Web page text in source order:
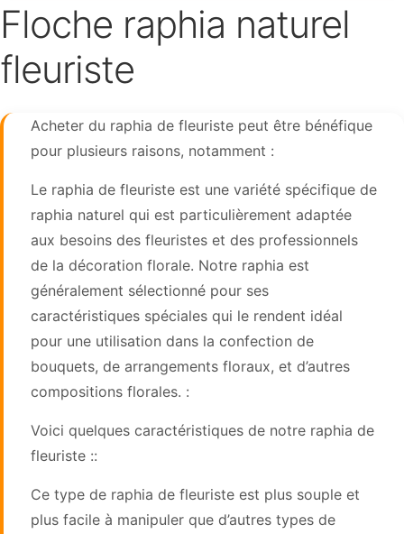
Floche raphia naturel
fleuriste
Acheter du raphia de fleuriste peut être bénéfique
pour plusieurs raisons, notamment :
Le raphia de fleuriste est une variété spécifique de
raphia naturel qui est particulièrement adaptée
aux besoins des fleuristes et des professionnels
de la décoration florale. Notre raphia est
généralement sélectionné pour ses
caractéristiques spéciales qui le rendent idéal
pour une utilisation dans la confection de
bouquets, de arrangements floraux, et d’autres
compositions florales. :
Voici quelques caractéristiques de notre raphia de
fleuriste ::
Ce type de raphia de fleuriste est plus souple et
plus facile à manipuler que d’autres types de